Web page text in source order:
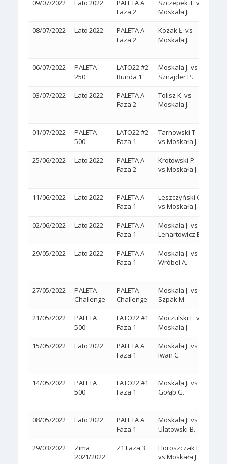
09/07/2022 Lato 2022
PALETA A
Faza 2
Szczepek T. vs
Moskała J.
08/07/2022 Lato 2022
PALETA A
Faza 2
Kozak Ł. vs
Moskała J.
06/07/2022
PALETA
250
LATO22 #2
Runda 1
Moskała J. vs
Sznajder P.
03/07/2022 Lato 2022
PALETA A
Faza 2
Tolisz K. vs
Moskała J.
01/07/2022
PALETA
500
LATO22 #2
Faza 1
Tarnowski T.
vs Moskała J.
25/06/2022 Lato 2022
PALETA A
Faza 2
Krotowski P.
vs Moskała J.
11/06/2022 Lato 2022
PALETA A
Faza 1
Leszczyński G.
vs Moskała J.
02/06/2022 Lato 2022
PALETA A
Faza 1
Moskała J. vs
Lenartowicz B.
29/05/2022 Lato 2022
PALETA A
Faza 1
Moskała J. vs
Wróbel A.
27/05/2022
PALETA
Challenge
PALETA
Challenge
Moskała J. vs
Szpak M.
21/05/2022
PALETA
500
LATO22 #1
Faza 1
Moczulski L. vs
Moskała J.
15/05/2022 Lato 2022
PALETA A
Faza 1
Moskała J. vs
Iwan C.
14/05/2022
PALETA
500
LATO22 #1
Faza 1
Moskała J. vs
Gołąb G.
08/05/2022 Lato 2022
PALETA A
Faza 1
Moskała J. vs
Ulatowski B.
29/03/2022
Zima
2021/2022
Z1 Faza 3
Horoszczak P.
vs Moskała J.